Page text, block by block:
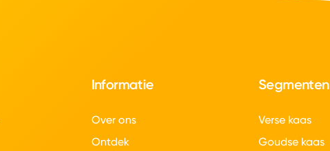
Informatie
Over ons
Ontdek
Segmenten
Verse kaas
Goudse kaas